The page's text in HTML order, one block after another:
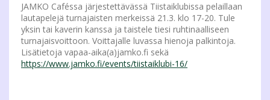
JAMKO Caféssa järjestettävässä Tiistaiklubissa pelaillaan
lautapelejä turnajaisten merkeissä 21.3. klo 17-20. Tule
yksin tai kaverin kanssa ja taistele tiesi ruhtinaalliseen
turnajaisvoittoon. Voittajalle luvassa hienoja palkintoja.
Lisätietoja vapaa-aika(a)jamko.fi sekä
https://www.jamko.fi/events/tiistaiklubi-16/